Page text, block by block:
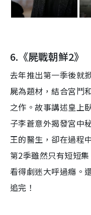
6. 《屍戰朝鮮2》
去年推出第一季後就
屍為題材，結合宮鬥
之作 。故事講述皇上
子李蒼意外揭發宮中
王的醫生，卻在過程
第2季雖然只有短短
看得劇迷大呼過癮 。
追完！